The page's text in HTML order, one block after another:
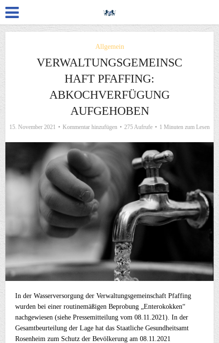
Allgemein
VERWALTUNGSGEMEINSC
HAFT PFAFFING:
ABKOCHVERFÜGUNG
AUFGEHOBEN
15. November 2021 Kommentar hinzufügen 275 Aufrufe 1 Minuten zum Lesen
In der Wasserversorgung der Verwaltungsgemeinschaft Pfaffing
wurden bei einer routinemäßigen Beprobung „Enterokokken“
nachgewiesen (siehe Pressemitteilung vom 08.11.2021). In der
Gesamtbeurteilung der Lage hat das Staatliche Gesundheitsamt
Rosenheim zum Schutz der Bevölkerung am 08.11.2021